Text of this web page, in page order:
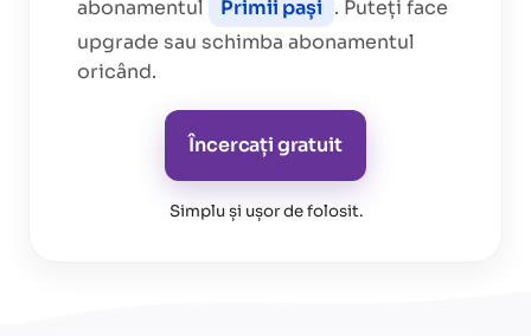
abonamentul
Primii pași . Puteți face
upgrade sau schimba abonamentul
oricând.
Încercați gratuit
Simplu și ușor de folosit.